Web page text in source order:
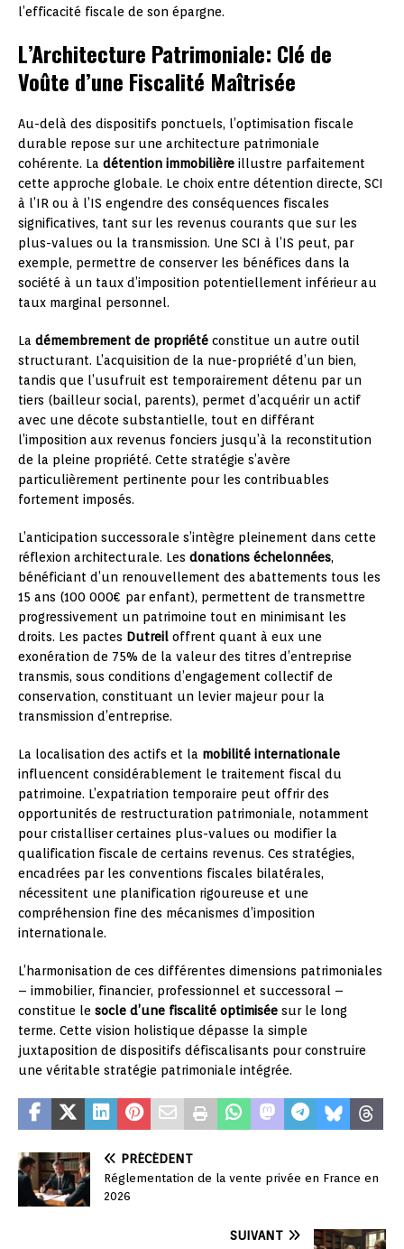
l’efficacité fiscale de son épargne.
L’Architecture Patrimoniale: Clé de
Voûte d’une Fiscalité Maîtrisée
Au-delà des dispositifs ponctuels, l’optimisation fiscale
durable repose sur une architecture patrimoniale
cohérente. La détention immobilière illustre parfaitement
cette approche globale. Le choix entre détention directe, SCI
à l’IR ou à l’IS engendre des conséquences fiscales
significatives, tant sur les revenus courants que sur les
plus-values ou la transmission. Une SCI à l’IS peut, par
exemple, permettre de conserver les bénéfices dans la
société à un taux d’imposition potentiellement inférieur au
taux marginal personnel.
La démembrement de propriété constitue un autre outil
structurant. L’acquisition de la nue-propriété d’un bien,
tandis que l’usufruit est temporairement détenu par un
tiers (bailleur social, parents), permet d’acquérir un actif
avec une décote substantielle, tout en différant
l’imposition aux revenus fonciers jusqu’à la reconstitution
de la pleine propriété. Cette stratégie s’avère
particulièrement pertinente pour les contribuables
fortement imposés.
L’anticipation successorale s’intègre pleinement dans cette
réflexion architecturale. Les donations échelonnées,
bénéficiant d’un renouvellement des abattements tous les
15 ans (100 000€ par enfant), permettent de transmettre
progressivement un patrimoine tout en minimisant les
droits. Les pactes Dutreil offrent quant à eux une
exonération de 75% de la valeur des titres d’entreprise
transmis, sous conditions d’engagement collectif de
conservation, constituant un levier majeur pour la
transmission d’entreprise.
La localisation des actifs et la mobilité internationale
influencent considérablement le traitement fiscal du
patrimoine. L’expatriation temporaire peut offrir des
opportunités de restructuration patrimoniale, notamment
pour cristalliser certaines plus-values ou modifier la
qualification fiscale de certains revenus. Ces stratégies,
encadrées par les conventions fiscales bilatérales,
nécessitent une planification rigoureuse et une
compréhension fine des mécanismes d’imposition
internationale.
L’harmonisation de ces différentes dimensions patrimoniales
– immobilier, financier, professionnel et successoral –
constitue le socle d’une fiscalité optimisée sur le long
terme. Cette vision holistique dépasse la simple
juxtaposition de dispositifs défiscalisants pour construire
une véritable stratégie patrimoniale intégrée.
PRÉCÉDENT
Réglementation de la vente privée en France en
2026
SUIVANT